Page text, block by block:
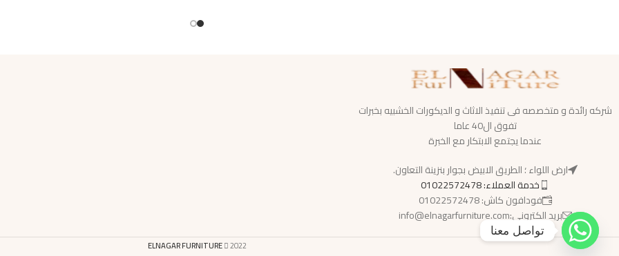
شركه رائدة و متخصصه فى تنفيذ الاثاث و الديكورات الخشبيه بخبرات
تفوق ال40 عاما
عندما يجتمع الابتكار مع الخبرة
ارض اللواء ؛ الطريق الابيض بجوار بنزينة التعاون.
خدمة العملاء: 01022572478
فودافون كاش: 01022572478
بريد الكترونى:info@elnagarfurniture.com
ELNAGAR FURNITURE 2022
تواصل معنا